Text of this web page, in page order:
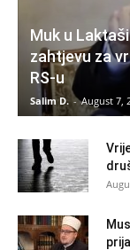
Muk u
zahtjevu za
RS-u
Salim D. - August 7,